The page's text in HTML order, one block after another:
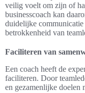
veilig voelt om zijn of
businesscoach kan
duidelijke communicatie
betrokkenheid van
Faciliteren van
Een coach heeft de
faciliteren. Door
en gezamenlijke doelen